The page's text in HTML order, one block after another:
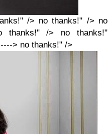
/> no thanks!" /> no
thanks!" /> no thanks!"
> no thanks!" />